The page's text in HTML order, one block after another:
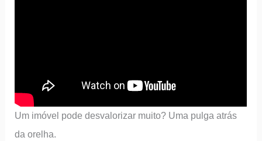
Um imóvel pode desvalorizar muito? Uma pulga atrás
da orelha.